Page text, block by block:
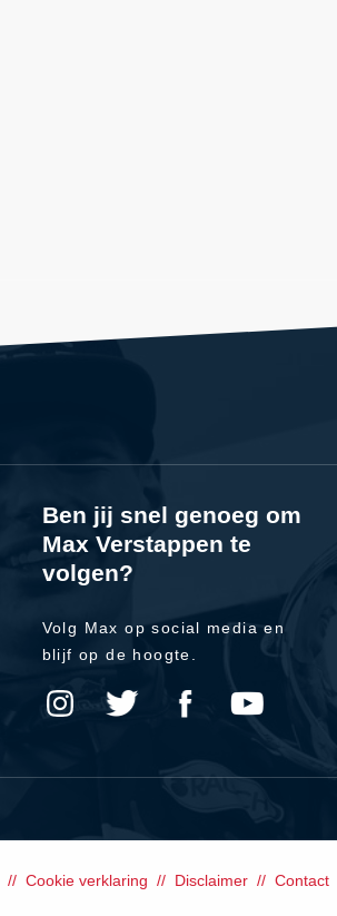
Ben jij snel genoeg om
Max Verstappen te
volgen?
Volg Max op social media en
blijf op de hoogte.
Cookie verklaring Disclaimer Contact